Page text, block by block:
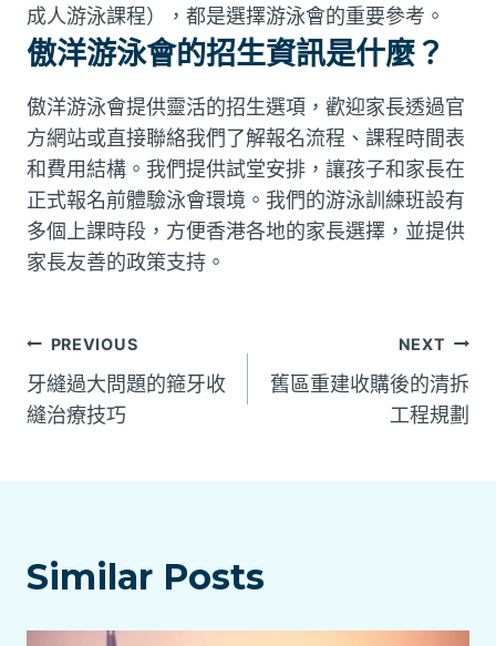
成人游泳課程），都是選擇游泳會的重要參考。
傲洋游泳會的招生資訊是什麼？
傲洋游泳會提供靈活的招生選項，歡迎家長透過官
方網站或直接聯絡我們了解報名流程、課程時間表
和費用結構。我們提供試堂安排，讓孩子和家長在
正式報名前體驗泳會環境。我們的游泳訓練班設有
多個上課時段，方便香港各地的家長選擇，並提供
家長友善的政策支持。
文
章
PREVIOUS
牙縫過大問題的箍牙收
縫治療技巧
NEXT
舊區重建收購後的清拆
工程規劃
Similar Posts